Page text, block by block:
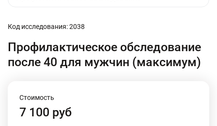
Код исследования: 2038
Профилактическое обследование
после 40 для мужчин (максимум)
Стоимость
7 100 руб